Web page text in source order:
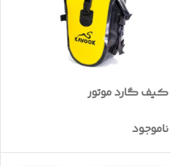
کیف گارد موتور
ناموجود